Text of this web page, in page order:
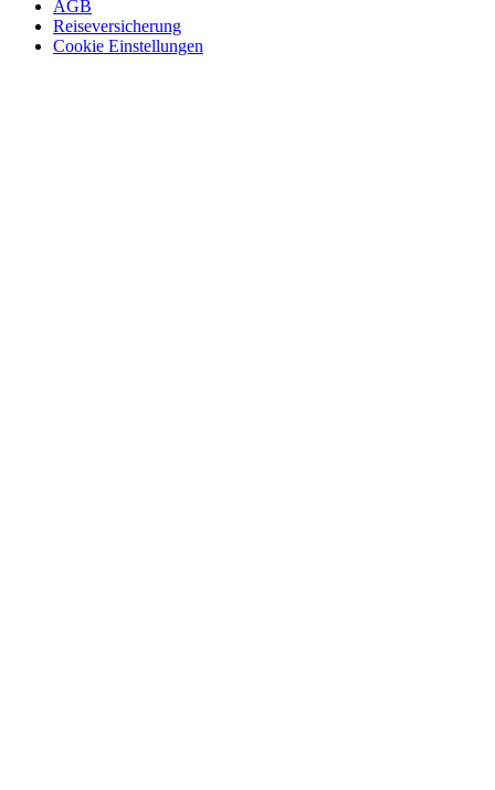
AGB
Reiseversicherung
Cookie Einstellungen